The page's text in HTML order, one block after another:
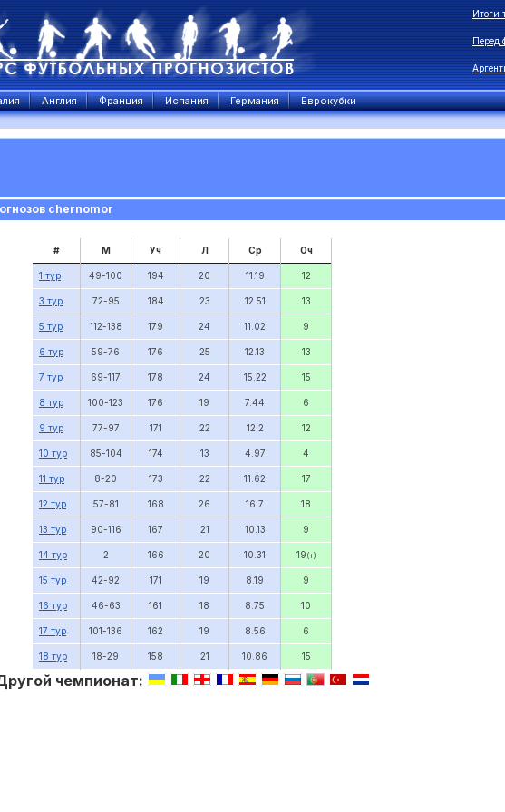
Итоги
Перед
Англия Франция Испания Германия Еврокубки
chernomor
# М Уч Л Ср Оч
1 тур 49-100 194 20 11.19 12
3 тур 72-95 184 23 12.51 13
5 тур 112-138 179 24 11.02 9
6 тур 59-76 176 25 12.13 13
7 тур 69-117 178 24 15.22 15
8 тур 100-123 176 19 7.44 6
9 тур 77-97 171 22 12.2 12
10 тур 85-104 174 13 4.97 4
11 тур 8-20 173 22 11.62 17
12 тур 57-81 168 26 16.7 18
13 тур 90-116 167 21 10.13 9
14 тур 2 166 20 10.31 19 (+)
15 тур 42-92 171 19 8.19 9
16 тур 46-63 161 18 8.75 10
17 тур 101-136 162 19 8.56 6
18 тур 18-29 158 21 10.86 15
чемпионат: